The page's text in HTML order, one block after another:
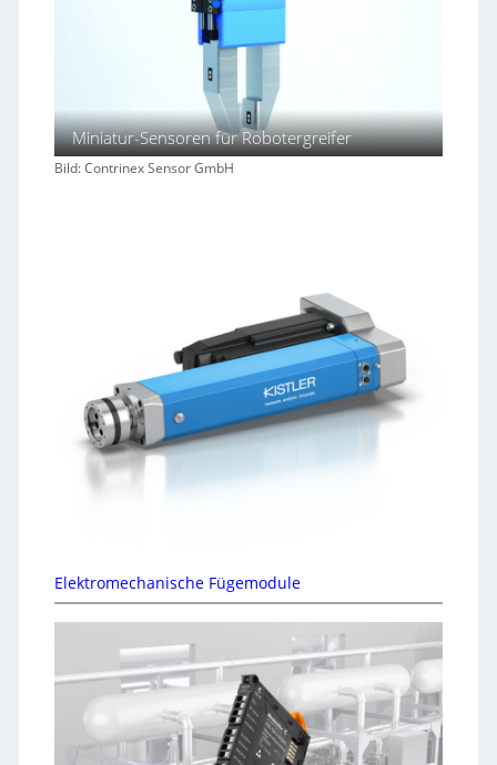
Miniatur-Sensoren für Robotergreifer
Bild: Contrinex Sensor GmbH
Elektromechanische Fügemodule